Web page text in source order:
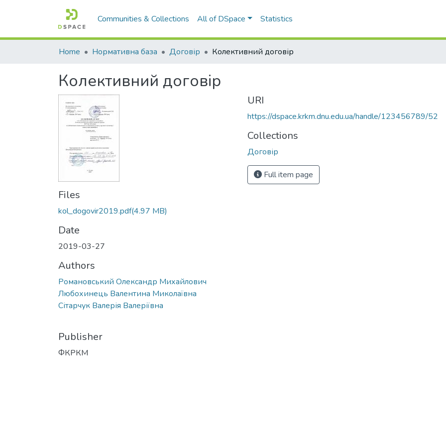
Communities & Collections All of DSpace Statistics
Home Нормативна база Договір Колективний договір
Колективний договір
Files
kol_dogovir2019.pdf(4.97 MB)
Date
2019-03-27
Authors
Романовський Олександр Михайлович
Любохинець Валентина Миколаївна
Сітарчук Валерія Валеріївна
Publisher
ФКРКМ
URI
https://dspace.krkm.dnu.edu.ua/handle/123456789/52
Collections
Договір
Full item page